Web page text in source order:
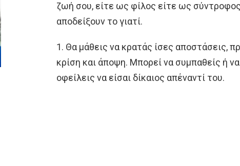
ζωή σου, είτε ως φίλος είτε ως
αποδείξουν το γιατί.
1. Θα μάθεις να κρατάς ίσες αποστάσεις,
κρίση και άποψη. Μπορεί να συμπαθείς ή
οφείλεις να είσαι δίκαιος απέναντί του.